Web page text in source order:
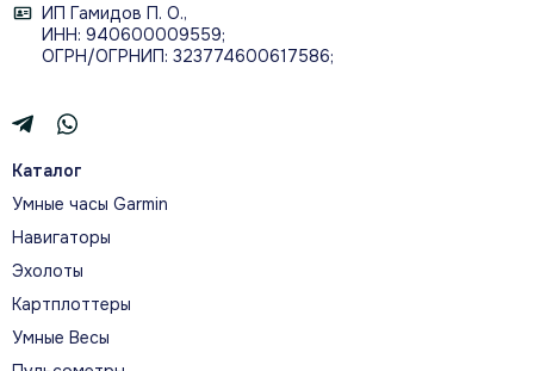
ИП Гамидов П. О.,
ИНН: 940600009559;
ОГРН/ОГРНИП: 323774600617586;
Каталог
Умные часы Garmin
Навигаторы
Эхолоты
Картплоттеры
Умные Весы